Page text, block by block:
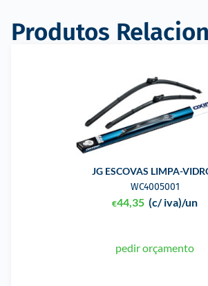
Produtos
JG ESCOVAS LIMPA-
WC4005001
€44,35 (c/ iva)/un
pedir orçamento